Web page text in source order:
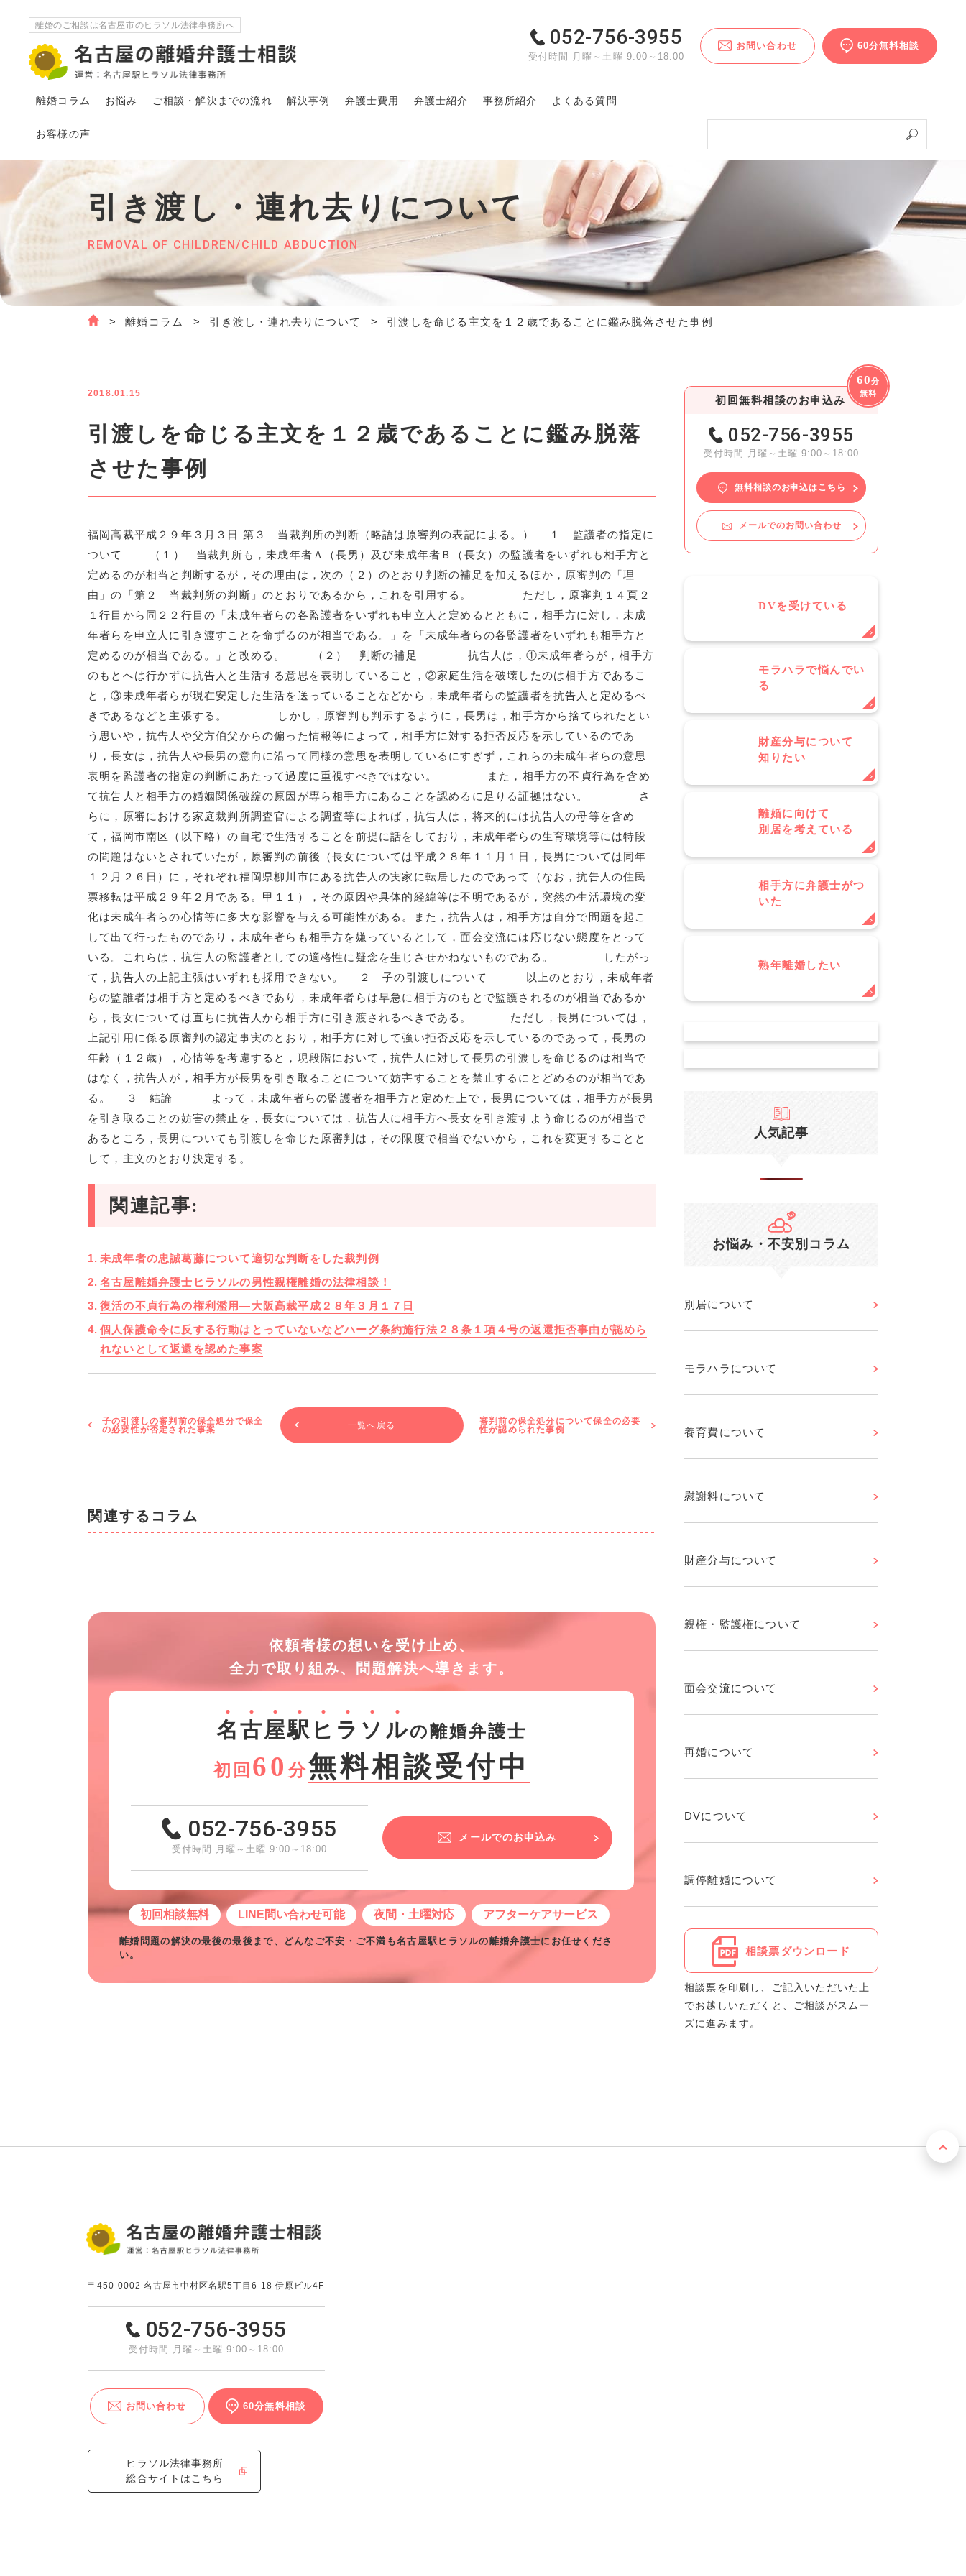
離婚のご相談は名古屋市のヒラソル法律事務所へ
離婚コラム お悩み ご相談・解決 までの流れ 解決事例 弁護士費用 弁護士紹介 事務所紹介 よくある質問
お客様の声
052-756-3955
受付時間 月曜～土曜 9:00～18:00
60分無料相談
お問い合わせ
引き渡し・連れ去りについて
REMOVAL OF CHILDREN/CHILD ABDUCTION
離婚コラム 引き渡し・連れ去りについて 引渡しを命じる主文を１２歳であることに鑑み脱落させた事例
2018.01.15
引渡しを命じる主文を１２歳であることに鑑み脱落
させた事例
福岡高裁平成２９年３月３日 第３ 当裁判所の判断（略語は原審判の表記による。） １ 監護者の指定に
ついて （１） 当裁判所も，未成年者Ａ（長男）及び未成年者Ｂ（長女）の監護者をいずれも相手方と
定めるのが相当と判断するが，その理由は，次の（２）のとおり判断の補足を加えるほか，原審判の「理
由」の「第２ 当裁判所の判断」のとおりであるから，これを引用する。 ただし，原審判１４頁２
１行目から同２２行目の「未成年者らの各監護者をいずれも申立人と定めるとともに，相手方に対し，未成
年者らを申立人に引き渡すことを命ずるのが相当である。」を「未成年者らの各監護者をいずれも相手方と
定めるのが相当である。」と改める。 （２） 判断の補足 抗告人は，①未成年者らが，相手方
のもとへは行かずに抗告人と生活する意思を表明していること，②家庭生活を破壊したのは相手方であるこ
と，③未成年者らが現在安定した生活を送っていることなどから，未成年者らの監護者を抗告人と定めるべ
きであるなどと主張する。 しかし，原審判も判示するように，長男は，相手方から捨てられたとい
う思いや，抗告人や父方伯父からの偏った情報等によって，相手方に対する拒否反応を示しているのであ
り，長女は，抗告人や長男の意向に沿って同様の意思を表明しているにすぎず，これらの未成年者らの意思
表明を監護者の指定の判断にあたって過度に重視すべきではない。 また，相手方の不貞行為を含め
て抗告人と相手方の婚姻関係破綻の原因が専ら相手方にあることを認めるに足りる証拠はない。 さ
らに，原審における家庭裁判所調査官による調査等によれば，抗告人は，将来的には抗告人の母等を含め
て，福岡市南区（以下略）の自宅で生活することを前提に話をしており，未成年者らの生育環境等には特段
の問題はないとされていたが，原審判の前後（長女については平成２８年１１月１日，長男については同年
１２月２６日）に，それぞれ福岡県柳川市にある抗告人の実家に転居したのであって（なお，抗告人の住民
票移転は平成２９年２月である。甲１１），その原因や具体的経緯等は不明であるが，突然の生活環境の変
化は未成年者らの心情等に多大な影響を与える可能性がある。また，抗告人は，相手方は自分で問題を起こ
して出て行ったものであり，未成年者らも相手方を嫌っているとして，面会交流には応じない態度をとって
いる。これらは，抗告人の監護者としての適格性に疑念を生じさせかねないものである。 したがっ
て，抗告人の上記主張はいずれも採用できない。 ２ 子の引渡しについて 以上のとおり，未成年者
らの監誰者は相手方と定めるべきであり，未成年者らは早急に相手方のもとで監護されるのが相当であるか
ら，長女については直ちに抗告人から相手方に引き渡されるべきである。 ただし，長男については，
上記引用に係る原審判の認定事実のとおり，相手方に対して強い拒否反応を示しているのであって，長男の
年齢（１２歳），心情等を考慮すると，現段階において，抗告人に対して長男の引渡しを命じるのは相当で
はなく，抗告人が，相手方が長男を引き取ることについて妨害することを禁止するにとどめるのが相当であ
る。 ３ 結論 よって，未成年者らの監護者を相手方と定めた上で，長男については，相手方が長男
を引き取ることの妨害の禁止を，長女については，抗告人に相手方へ長女を引き渡すよう命じるのが相当で
あるところ，長男についても引渡しを命じた原審判は，その限度で相当でないから，これを変更することと
して，主文のとおり決定する。
関連記事:
未成年者の忠誠葛藤について適切な判断をした裁判例
名古屋離婚弁護士ヒラソルの男性親権離婚の法律相談！
復活の不貞行為の権利濫用―大阪高裁平成２８年３月１７日
個人保護命令に反する行動はとっていないなどハーグ条約施行法２８条１項４号の返還拒否事由が認めら
れないとして返還を認めた事案
子の引渡しの審判前の保全処分で保全
の必要性が否定された事案
審判前の保全処分について保全の必要
性が認められた事例
一覧へ戻る
関連するコラム
依頼者様の想いを受け止め、
全力で取り組み、
問題解決へ導きます。
名古屋駅 ヒ ラ ソ ルの離婚弁護士
初回 60分無料相談受付中
052-756-3955
受付時間 月曜～土曜 9:00～18:00
メールでのお申込み
初回相談無料 LINE問い合わせ可能 夜間・土曜対応 アフターケアサービス
離婚問題の解決の最後の最後まで、どんなご不安・ご不満も名古屋駅ヒラソルの離婚弁護士にお任せくださ
い。
60分
無料
初回無料相談のお申込み
052-756-3955
受付時間 月曜～土曜 9:00～18:00
無料相談のお申込はこちら
メールでのお問い合わせ
DVを受けている
モラハラで悩んでい
る
財産分与について
知りたい
離婚に向けて
別居を考えている
相手方に弁護士がつ
いた
熟年離婚したい
人気記事
お悩み・不安別コラム
別居について
モラハラについて
養育費について
慰謝料について
財産分与について
親権・監護権について
面会交流について
再婚について
DVについて
調停離婚について
相談票ダウンロード
相談票を印刷し、ご記入いただいた上
でお越しいただくと、ご相談がスムー
ズに進みます。
〒450-0002 名古屋市中村区名駅5丁目6-18 伊原ビル4F
052-756-3955
受付時間 月曜～土曜 9:00～18:00
お問い合わせ 60分無料相談
ヒラソル法律事務所
総合サイトはこちら